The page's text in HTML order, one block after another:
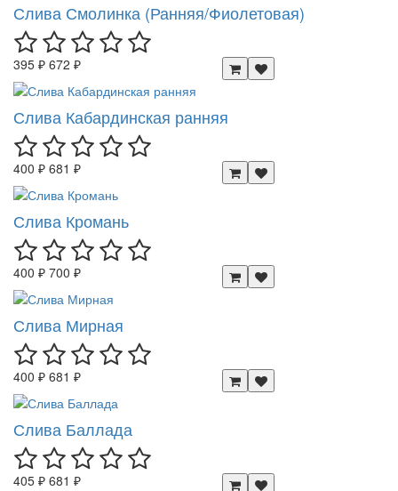
Слива Смолинка (Ранняя/Фиолетовая)
395 ₽ 672 ₽
Слива Кабардинская ранняя
400 ₽ 681 ₽
Слива Кромань
400 ₽ 700 ₽
Слива Мирная
400 ₽ 681 ₽
Слива Баллада
405 ₽ 681 ₽